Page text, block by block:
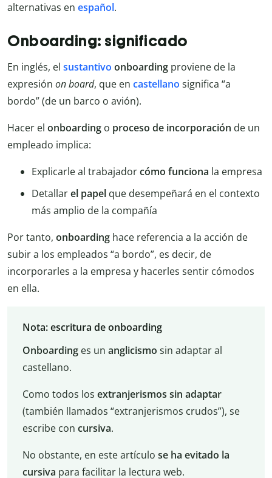
alternativas en español.
Onboarding: significado
En inglés, el sustantivo onboarding proviene de la
expresión on board, que en castellano significa “a
bordo” (de un barco o avión).
Hacer el onboarding o proceso de incorporación de un
empleado implica:
Explicarle al trabajadorcómo funciona la empresa
Detallarel papel que desempeñará en el contexto
más amplio de la compañía
Por tanto, onboarding hace referencia a la acción de
subir a los empleados “a bordo”, es decir, de
incorporarles a la empresa y hacerles sentir cómodos
en ella.
Nota: escritura de onboarding
Onboardinges un anglicismo sin adaptar al
castellano.
Como todos los extranjerismos sin adaptar
(también llamados “extranjerismos crudos”), se
escribe con cursiva.
No obstante, en este artículo se ha evitado la
cursiva para facilitar la lectura web.